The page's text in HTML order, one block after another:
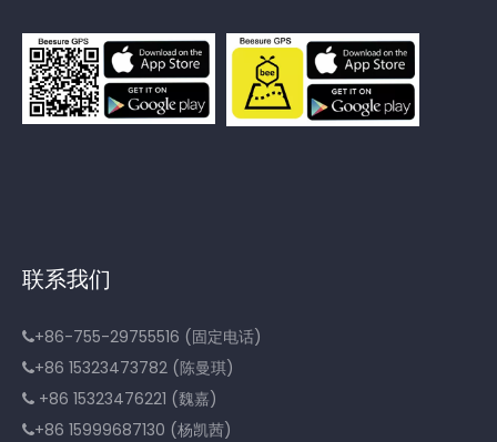
联系我们
+86-755-29755516 (固定电话)
+86 15323473782 (陈曼琪)
 +86 15323476221 (魏嘉)
+86 15999687130 (杨凯茜)